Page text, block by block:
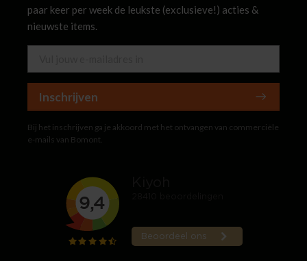
paar keer per week de leukste (exclusieve!) acties &
nieuwste items.
Inschrijven
Bij het inschrijven ga je akkoord met het ontvangen van commerciële
e-mails van Bomont.